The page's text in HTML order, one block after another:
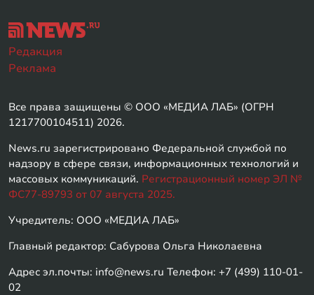
Редакция
Реклама
Все права защищены © ООО «МЕДИА ЛАБ» (ОГРН
1217700104511) 2026.
News.ru зарегистрировано Федеральной службой по
надзору в сфере связи, информационных технологий и
массовых коммуникаций. Регистрационный номер ЭЛ №
ФС77-89793 от 07 августа 2025.
Учредитель: ООО «МЕДИА ЛАБ»
Главный редактор: Сабурова Ольга Николаевна
Адрес эл.почты: info@news.ru Телефон: +7 (499) 110-01-
02